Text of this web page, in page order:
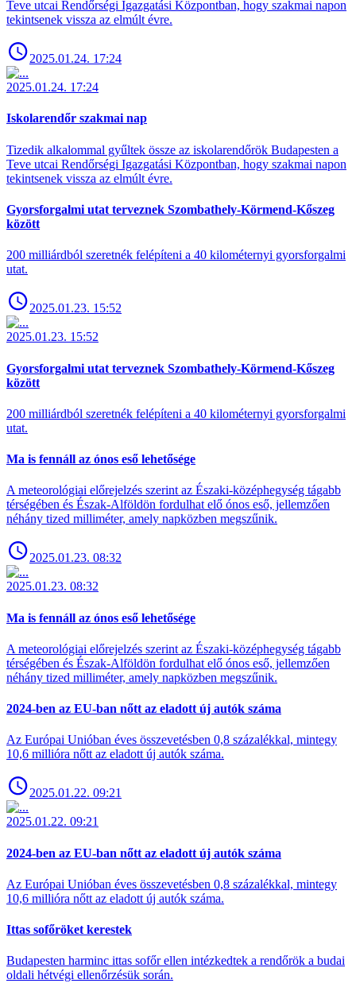
Teve utcai Rendőrségi Igazgatási Központban, hogy szakmai napon
tekintsenek vissza az elmúlt évre.
2025.01.24. 17:24
2025.01.24. 17:24
Iskolarendőr szakmai nap
Tizedik alkalommal gyűltek össze az iskolarendőrök Budapesten a
Teve utcai Rendőrségi Igazgatási Központban, hogy szakmai napon
tekintsenek vissza az elmúlt évre.
Gyorsforgalmi utat terveznek Szombathely-Körmend-Kőszeg
között
200 milliárdból szeretnék felépíteni a 40 kilométernyi gyorsforgalmi
utat.
2025.01.23. 15:52
2025.01.23. 15:52
Gyorsforgalmi utat terveznek Szombathely-Körmend-Kőszeg
között
200 milliárdból szeretnék felépíteni a 40 kilométernyi gyorsforgalmi
utat.
Ma is fennáll az ónos eső lehetősége
A meteorológiai előrejelzés szerint az Északi-középhegység tágabb
térségében és Észak-Alföldön fordulhat elő ónos eső, jellemzően
néhány tized milliméter, amely napközben megszűnik.
2025.01.23. 08:32
2025.01.23. 08:32
Ma is fennáll az ónos eső lehetősége
A meteorológiai előrejelzés szerint az Északi-középhegység tágabb
térségében és Észak-Alföldön fordulhat elő ónos eső, jellemzően
néhány tized milliméter, amely napközben megszűnik.
2024-ben az EU-ban nőtt az eladott új autók száma
Az Európai Unióban éves összevetésben 0,8 százalékkal, mintegy
10,6 millióra nőtt az eladott új autók száma.
2025.01.22. 09:21
2025.01.22. 09:21
2024-ben az EU-ban nőtt az eladott új autók száma
Az Európai Unióban éves összevetésben 0,8 százalékkal, mintegy
10,6 millióra nőtt az eladott új autók száma.
Ittas sofőröket kerestek
Budapesten harminc ittas sofőr ellen intézkedtek a rendőrök a budai
oldali hétvégi ellenőrzésük során.